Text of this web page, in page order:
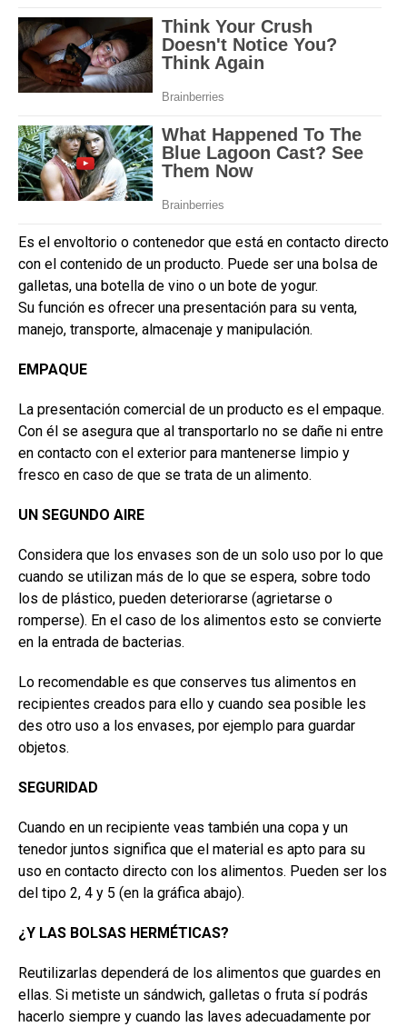
Es el envoltorio o contenedor que está en contacto directo
con el contenido de un producto. Puede ser una bolsa de
galletas, una botella de vino o un bote de yogur.
Su función es ofrecer una presentación para su venta,
manejo, transporte, almacenaje y manipulación.
EMPAQUE
La presentación comercial de un producto es el empaque.
Con él se asegura que al transportarlo no se dañe ni entre
en contacto con el exterior para mantenerse limpio y
fresco en caso de que se trata de un alimento.
UN SEGUNDO AIRE
Considera que los envases son de un solo uso por lo que
cuando se utilizan más de lo que se espera, sobre todo
los de plástico, pueden deteriorarse (agrietarse o
romperse). En el caso de los alimentos esto se convierte
en la entrada de bacterias.
Lo recomendable es que conserves tus alimentos en
recipientes creados para ello y cuando sea posible les
des otro uso a los envases, por ejemplo para guardar
objetos.
SEGURIDAD
Cuando en un recipiente veas también una copa y un
tenedor juntos significa que el material es apto para su
uso en contacto directo con los alimentos. Pueden ser los
del tipo 2, 4 y 5 (en la gráfica abajo).
¿Y LAS BOLSAS HERMÉTICAS?
Reutilizarlas dependerá de los alimentos que guardes en
ellas. Si metiste un sándwich, galletas o fruta sí podrás
hacerlo siempre y cuando las laves adecuadamente por